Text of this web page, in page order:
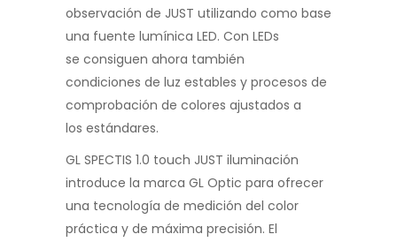
observación de JUST utilizando como base
una fuente lumínica LED. Con LEDs
se consiguen ahora también
condiciones de luz estables y procesos de
comprobación de colores ajustados a
los estándares.
GL SPECTIS 1.0 touch JUST iluminación
introduce la marca GL Optic para ofrecer
una tecnología de medición del color
práctica y de máxima precisión. El